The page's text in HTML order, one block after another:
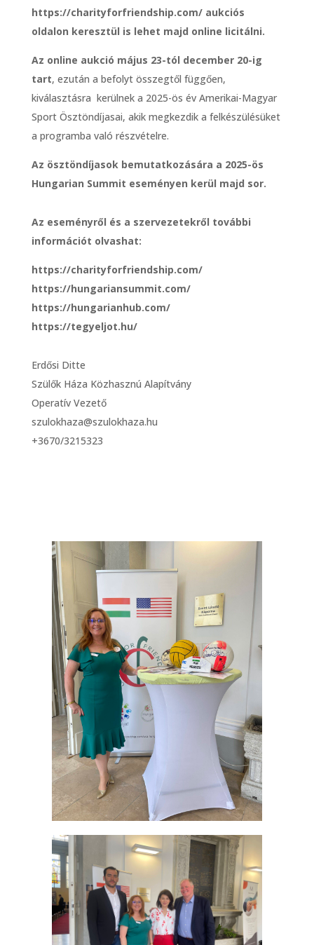
https://charityforfriendship.com/ aukciós
oldalon keresztül is lehet majd online licitálni.
Az online aukció május 23-tól december 20-ig
tart, ezután a befolyt összegtől függően,
kiválasztásra kerülnek a 2025-ös év Amerikai-Magyar
Sport Ösztöndíjasai, akik megkezdik a felkészülésüket
a programba való részvételre.
Az ösztöndíjasok bemutatkozására a 2025-ös
Hungarian Summit eseményen kerül majd sor.
Az eseményről és a szervezetekről további
információt olvashat:
https://charityforfriendship.com/
https://hungariansummit.com/
https://hungarianhub.com/
https://tegyeljot.hu/
Erdősi Ditte
Szülők Háza Közhasznú Alapítvány
Operatív Vezető
szulokhaza@szulokhaza.hu
+3670/3215323